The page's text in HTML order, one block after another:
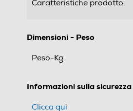
Caratteristiche prodotto
Dimensioni - Peso
Peso-Kg
Informazioni sulla
Clicca qui